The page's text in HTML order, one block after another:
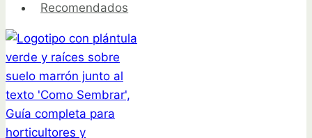
Recomendados